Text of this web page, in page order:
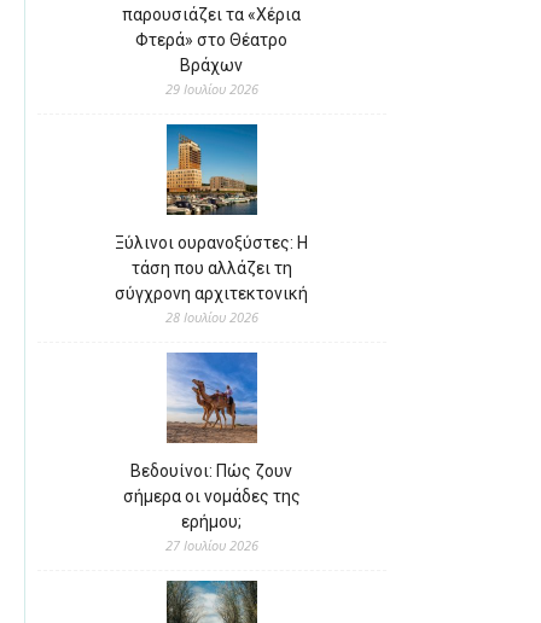
παρουσιάζει τα «Χέρια
Φτερά» στο Θέατρο
Βράχων
29 Ιουλίου 2026
Ξύλινοι ουρανοξύστες: Η
τάση που αλλάζει τη
σύγχρονη αρχιτεκτονική
28 Ιουλίου 2026
Βεδουίνοι: Πώς ζουν
σήμερα οι νομάδες της
ερήμου;
27 Ιουλίου 2026